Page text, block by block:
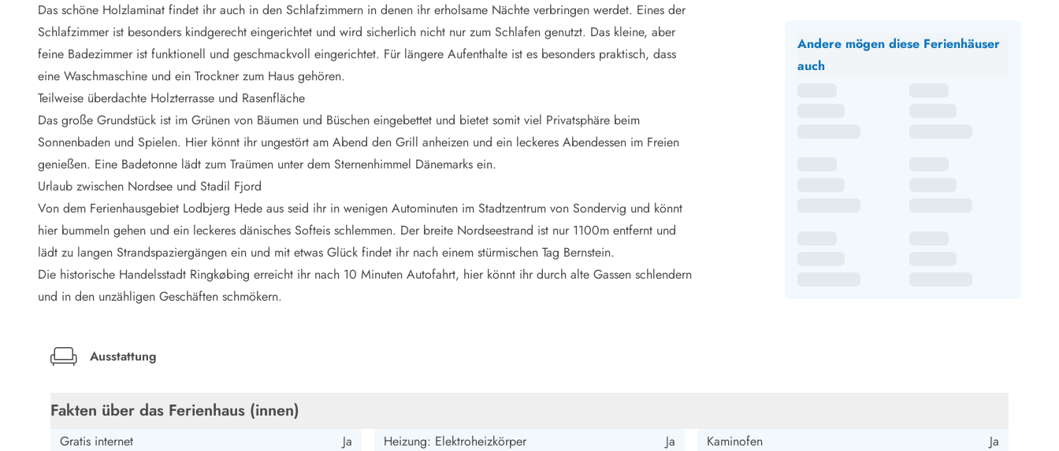
Vorteile bei uns
Reisecurity
Esmark KidsVIP
Esmark VIP - Partnervorteile und Rabatte
Preisgarantie
Keine Kaution
Gästebewertungen
Gratis WLAN
We love people
Esmark VIP Partnervorteile
Esmark KidsVIP
LEGOLAND® Rabatt
Urlaub am Strand
Urlaub in der Natur
Indoorspielländer in Dänemark
Zoos und Tierparks in Dänemark
Freizeitparks in Dänemark
Das schöne Holzlaminat findet ihr auch in den Schlafzimmern in denen ihr erholsame Nächte verbringen werdet. Eines der
Schlafzimmer ist besonders kindgerecht eingerichtet und wird sicherlich nicht nur zum Schlafen genutzt. Das kleine, aber
feine Badezimmer ist funktionell und geschmackvoll eingerichtet. Für längere Aufenthalte ist es besonders praktisch, dass
eine Waschmaschine und ein Trockner zum Haus gehören.
Teilweise überdachte Holzterrasse und Rasenfläche
Das große Grundstück ist im Grünen von Bäumen und Büschen eingebettet und bietet somit viel Privatsphäre beim
Sonnenbaden und Spielen. Hier könnt ihr ungestört am Abend den Grill anheizen und ein leckeres Abendessen im Freien
genießen. Eine Badetonne lädt zum Traümen unter dem Sternenhimmel Dänemarks ein.
Urlaub zwischen Nordsee und Stadil Fjord
Von dem Ferienhausgebiet Lodbjerg Hede aus seid ihr in wenigen Autominuten im Stadtzentrum von Sondervig und könnt
hier bummeln gehen und ein leckeres dänisches Softeis schlemmen. Der breite Nordseestrand ist nur 1100m entfernt und
lädt zu langen Strandspaziergängen ein und mit etwas Glück findet ihr nach einem stürmischen Tag Bernstein.
Die historische Handelsstadt Ringkøbing erreicht ihr nach 10 Minuten Autofahrt, hier könnt ihr durch alte Gassen schlendern
und in den unzähligen Geschäften schmökern.
Andere mögen diese Ferienhäuser
auch
Ausstattung
Fakten über das Ferienhaus (innen)
Gratis internet Ja Heizung: Elektroheizkörper Ja Kaminofen Ja